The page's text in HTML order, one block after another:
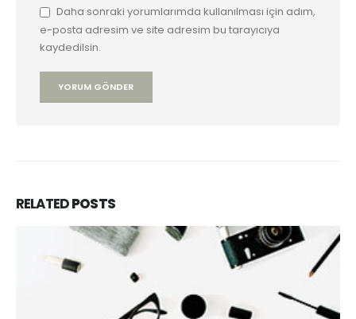
Daha sonraki yorumlarımda kullanılması için adım,
e-posta adresim ve site adresim bu tarayıcıya
kaydedilsin.
RELATEDPOSTS